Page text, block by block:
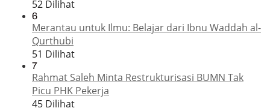
52 Dilihat
6
Merantau untuk Ilmu: Belajar dari Ibnu Waddah al-
Qurthubi
51 Dilihat
7
Rahmat Saleh Minta Restrukturisasi BUMN Tak
Picu PHK Pekerja
45 Dilihat